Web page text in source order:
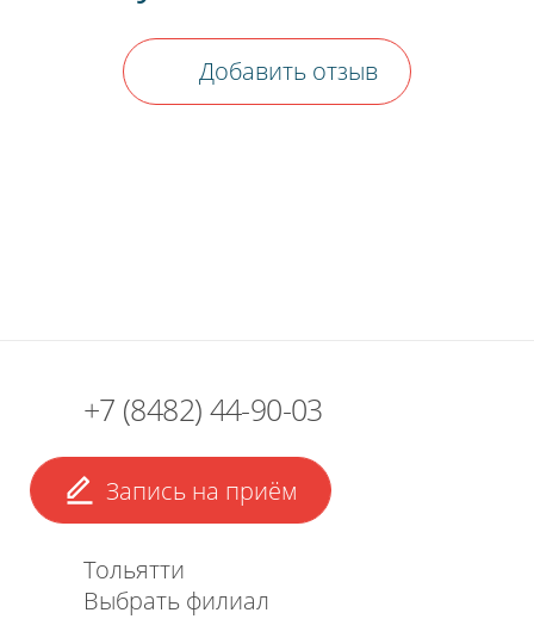
Добавить отзыв
+7 (8482) 44-90-03
Запись на приём
Тольятти
Выбрать филиал